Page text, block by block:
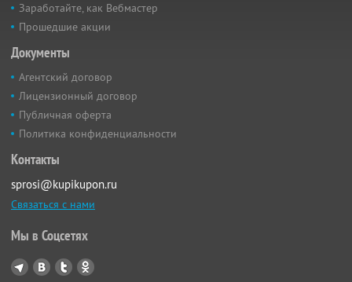
Заработайте, как Вебмастер
Прошедшие акции
Документы
Агентский договор
Лицензионный договор
Публичная оферта
Политика конфиденциальности
Контакты
sprosi@kupikupon.ru
Связаться с нами
Мы в Соцсетях